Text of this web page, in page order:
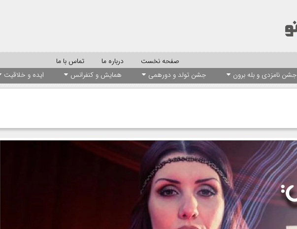
صفحه نخست درباره ما
تماس با ما
جشن نامزدی و بله برون جشن تولد و دورهمی همایش و کنفرانس ایده و خلاقیت